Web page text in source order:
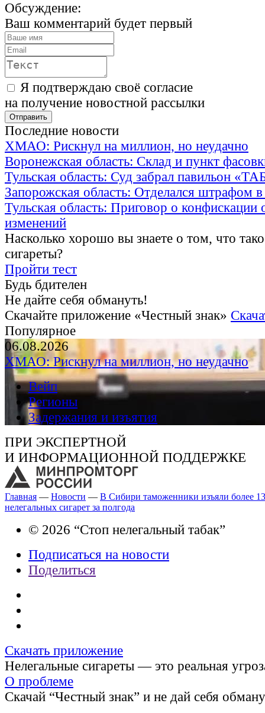
Обсуждение:
Ваш комментарий будет первый
Я подтверждаю своё согласие
на получение новостной рассылки
Последние новости
ХМАО: Рискнул на миллион, но неудачно
Воронежская область: Склад и пункт
Тульская область: Суд забрал павильон
Запорожская область: Отделался штрафом
Тульская область: Приговор о конфискации
изменений
Насколько хорошо вы знаете о том, что
сигареты?
Пройти тест
Будь бдителен
Не дайте себя обмануть!
Скачайте приложение «Честный знак»
Популярное
06.08.2026
ХМАО: Рискнул на миллион, но неудачно
Вейп
Регионы
Задержания и изъятия
ПРИ ЭКСПЕРТНОЙ
И ИНФОРМАЦИОННОЙ ПОДДЕРЖКЕ
Главная — Новости — В Сибири таможенники изъяли более
нелегальных сигарет за полгода
© 2026 “Стоп нелегальный табак”
Подписаться на новости
Поделиться
Скачать приложение
Нелегальные сигареты — это реальная
О проблеме
Скачай “Честный знак” и не дай себя